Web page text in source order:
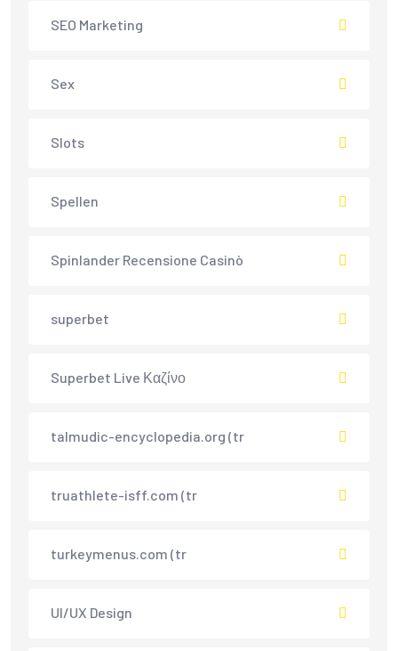
SEO Marketing
Sex
Slots
Spellen
Spinlander Recensione Casinò
superbet
Superbet Live Καζίνο
talmudic-encyclopedia.org (tr
truathlete-isff.com (tr
turkeymenus.com (tr
UI/UX Design